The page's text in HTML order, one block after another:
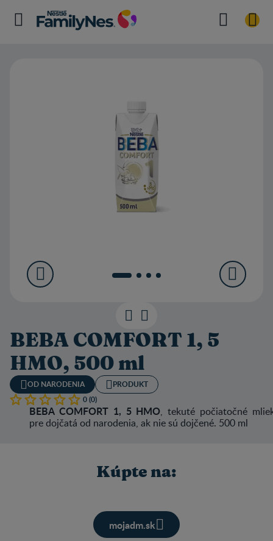
BEBA COMFORT 1, 5
HMO, 500 ml
OD NARODENIA
PRODUKT
0 (0)
BEBA COMFORT 1, 5 HMO, tekuté počiatočné
pre dojčatá od narodenia, ak nie sú dojčené. 500 ml
Kúpte na:
mojadm.sk